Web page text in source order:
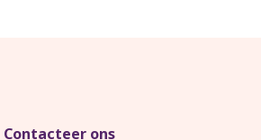
Contacteer ons